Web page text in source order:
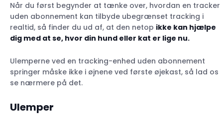
Når du først begynder at tænke over, hvordan en tracker
uden abonnement kan tilbyde ubegrænset tracking i
realtid, så finder du ud af, at den netop ikke kan hjælpe
dig med at se, hvor din hund eller kat er lige nu.
Ulemperne ved en tracking-enhed uden abonnement
springer måske ikke i øjnene ved første øjekast, så lad os
se nærmere på det.
Ulemper